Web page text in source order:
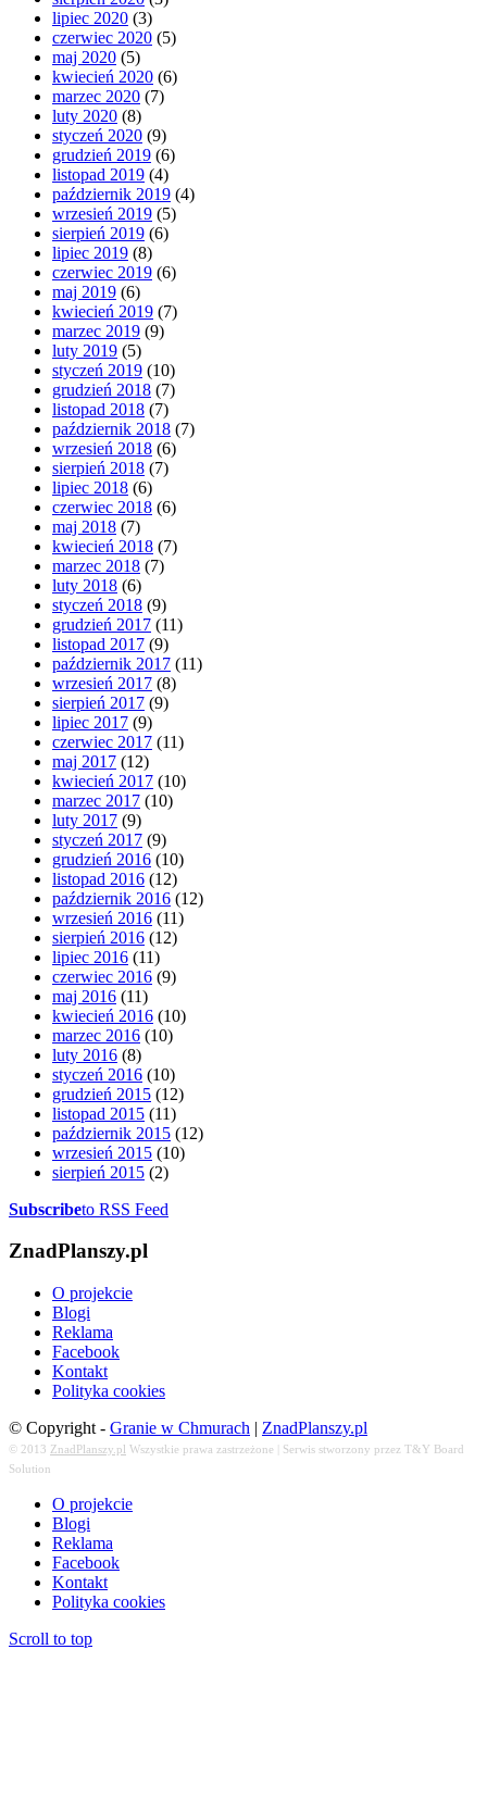
lipiec 2020 (3)
czerwiec 2020 (5)
maj 2020 (5)
kwiecień 2020 (6)
marzec 2020 (7)
luty 2020 (8)
styczeń 2020 (9)
grudzień 2019 (6)
listopad 2019 (4)
październik 2019 (4)
wrzesień 2019 (5)
sierpień 2019 (6)
lipiec 2019 (8)
czerwiec 2019 (6)
maj 2019 (6)
kwiecień 2019 (7)
marzec 2019 (9)
luty 2019 (5)
styczeń 2019 (10)
grudzień 2018 (7)
listopad 2018 (7)
październik 2018 (7)
wrzesień 2018 (6)
sierpień 2018 (7)
lipiec 2018 (6)
czerwiec 2018 (6)
maj 2018 (7)
kwiecień 2018 (7)
marzec 2018 (7)
luty 2018 (6)
styczeń 2018 (9)
grudzień 2017 (11)
listopad 2017 (9)
październik 2017 (11)
wrzesień 2017 (8)
sierpień 2017 (9)
lipiec 2017 (9)
czerwiec 2017 (11)
maj 2017 (12)
kwiecień 2017 (10)
marzec 2017 (10)
luty 2017 (9)
styczeń 2017 (9)
grudzień 2016 (10)
listopad 2016 (12)
październik 2016 (12)
wrzesień 2016 (11)
sierpień 2016 (12)
lipiec 2016 (11)
czerwiec 2016 (9)
maj 2016 (11)
kwiecień 2016 (10)
marzec 2016 (10)
luty 2016 (8)
styczeń 2016 (10)
grudzień 2015 (12)
listopad 2015 (11)
październik 2015 (12)
wrzesień 2015 (10)
sierpień 2015 (2)
Subscribeto RSS Feed
ZnadPlanszy.pl
O projekcie
Blogi
Reklama
Facebook
Kontakt
Polityka cookies
© Copyright - Granie w Chmurach | ZnadPlanszy.pl
© 2013 ZnadPlanszy.pl Wszystkie prawa zastrzeżone | Serwis stworzony przez T&Y Board
Solution
O projekcie
Blogi
Reklama
Facebook
Kontakt
Polityka cookies
Scroll to top